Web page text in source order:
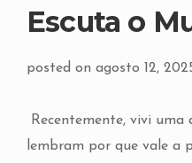
Escuta o
posted on agosto 12,
Recentemente, vivi uma
lembram por que vale a